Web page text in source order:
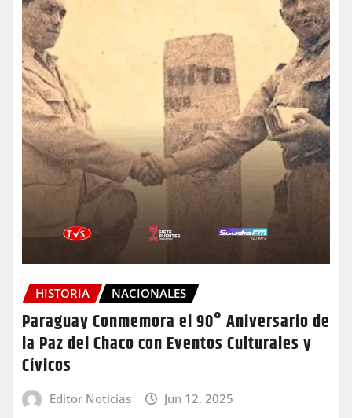
HISTORIA NACIONALES
Paraguay Conmemora el 90° Aniversario de
la Paz del Chaco con Eventos Culturales y
Cívicos
Editor Noticias Jun 12, 2025